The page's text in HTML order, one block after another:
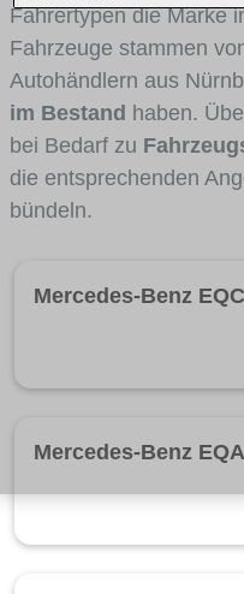
Fahrertypen die Marke
Fahrzeuge stammen
Autohändlern aus
im Bestand haben.
bei Bedarf zu
die entsprechenden
bündeln.
Mercedes-Benz EQC
Mercedes-Benz EQA